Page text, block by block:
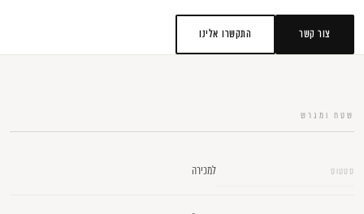
צור קשר התקשרו אלינו
שטח ומגרש
סטטוס למכירה